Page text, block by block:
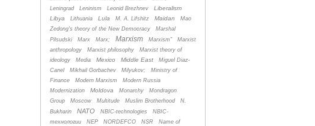
Leningrad
Leninism Leonid Brezhnev
Liberalism
Libya
Lithuania Lula M. A. Lifshitz Maidan
Mao
Zedong's theory of the New Democracy
Marshal
Pilsudski
Marx Marx; Marxism Marxism”
Marxist
anthropology
Marxist philosophy
Marxist theory of
ideology
Media Mexico Middle East
Miguel Diaz-
Canel
Mikhail Gorbachev Milyukov;
Ministry of
Finance
Modern Marxism
Modern Russia
Modernization
Moldova Monarchy
Mondragon
Group
Moscow Multitude Muslim Brotherhood
N.
Bukharin
NATO NBIC-technologies
NBIC-
технологии
NEP NORDEFCO NSR
Name of